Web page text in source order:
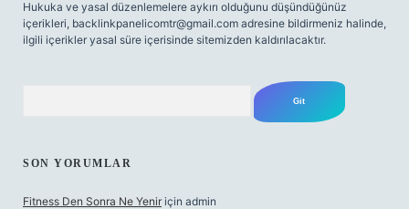
Hukuka ve yasal düzenlemelere aykırı olduğunu düşündüğünüz
içerikleri, backlinkpanelicomtr@gmail.com adresine bildirmeniz halinde,
ilgili içerikler yasal süre içerisinde sitemizden kaldırılacaktır.
SON YORUMLAR
Fitness Den Sonra Ne Yenir için admin